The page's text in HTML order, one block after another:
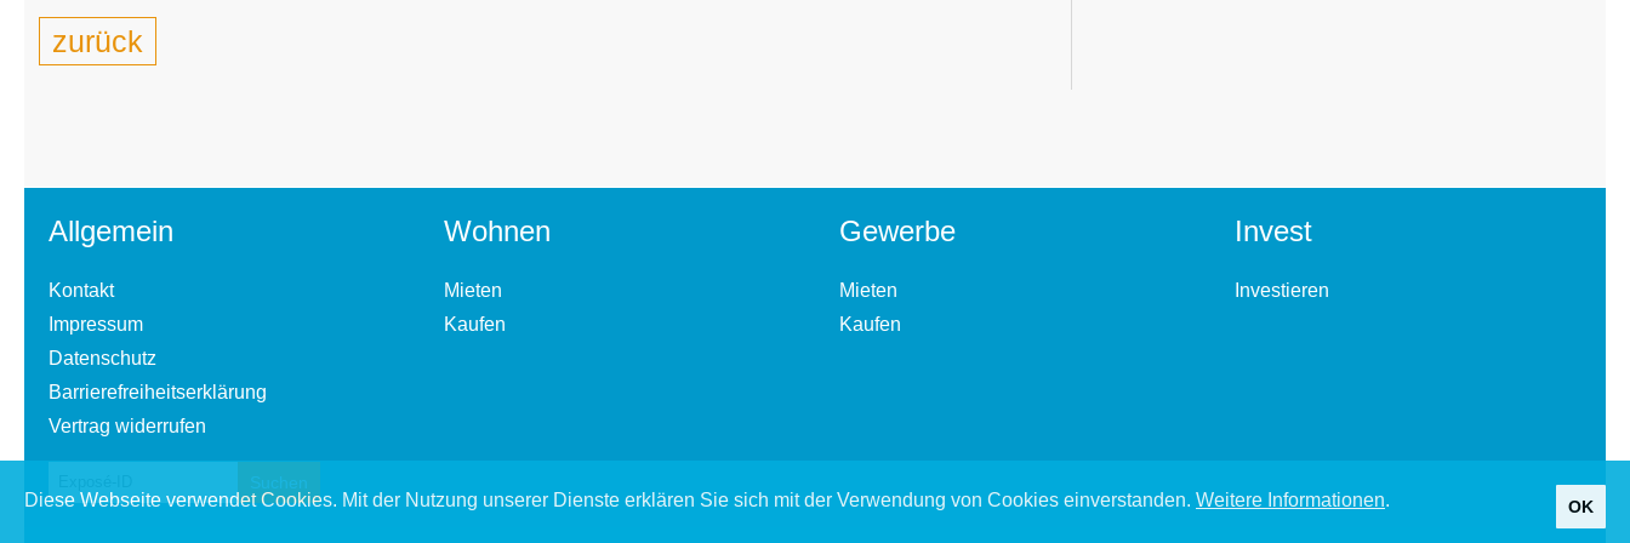
zurück
Allgemein
Kontakt
Impressum
Datenschutz
Barrierefreiheitserklärung
Vertrag widerrufen
Wohnen
Mieten
Kaufen
Gewerbe
Mieten
Kaufen
Invest
Investieren
Diese Webseite verwendet Cookies. Mit der Nutzung unserer Dienste erklären Sie sich mit der Verwendung von Cookies einverstanden. Weitere Informationen. OK